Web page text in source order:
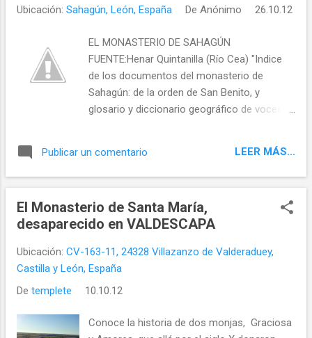
trucción románica; y como brotando de ella,
como nacidas bajo su amparo, doscientos
ques y pilastras ojivales; el renacimiento
reformistas, ostenta en uno de los lienzos
de ponien- te una puerta monumental alzada
característico escudo de la potente casa de
Ubicación: Sahagún, León, España De Anónimo 26.10.12
EL MONASTERIO DE SAHAGÚN
FUENTE:Henar Quintanilla (Río Cea) "Indice
de los documentos del monasterio de
Sahagún: de la orden de San Benito, y
glosario y diccionario geográfico de voces
Publicar un comentario LEER MÁS...
El Monasterio de Santa María,
desaparecido en VALDESCAPA
Ubicación: CV-163-11, 24328 Villazanzo de Valderaduey,
Castilla y León, España
De templete 10.10.12
Conoce la historia de dos monjas, Graciosa